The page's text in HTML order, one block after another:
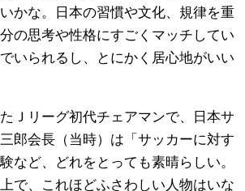
かな。日本の習慣や文化、規律を重
の思考や性格にすごくマッチしてい
いられるし、とにかく居心地がいい
Ｊリーグ初代チェアマンで、日本サ
郎会長（当時）は「サッカーに対す
など、どれをとっても素晴らしい。
で、これほどふさわしい人物はいな